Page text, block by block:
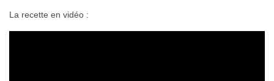
La recette en vidéo :